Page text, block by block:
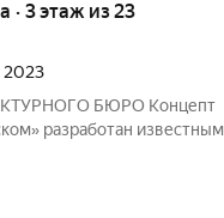
· 3 этаж из 23
2023
БЮРО Концепт
разработан известным
В проекте воплощены